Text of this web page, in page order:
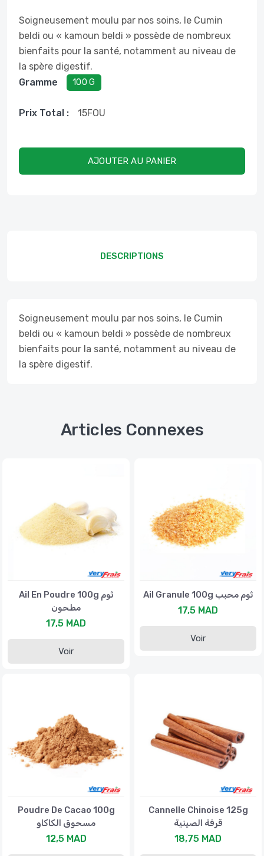
Soigneusement moulu par nos soins, le Cumin
beldi ou « kamoun beldi » possède de nombreux
bienfaits pour la santé, notamment au niveau de
la spère digestif.
Gramme
100 G
Prix ​​total : 15FOU
AJOUTER AU PANIER
DESCRIPTIONS
Soigneusement moulu par nos soins, le Cumin
beldi ou « kamoun beldi » possède de nombreux
bienfaits pour la santé, notamment au niveau de
la spère digestif.
Articles Connexes
Ail En Poudre 100g ثوم
مطحون
17,5 MAD
Voir
Ail Granule 100g ثوم محبب
17,5 MAD
Voir
Poudre De Cacao 100g
مسحوق الكاكاو
12,5 MAD
Cannelle Chinoise 125g
قرفة الصينية
18,75 MAD